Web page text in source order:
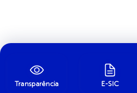
Transparência E-SIC